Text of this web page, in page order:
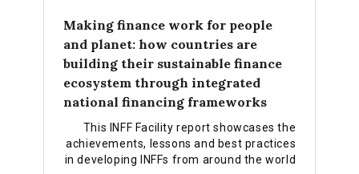
Making finance work for people
and planet: how countries are
building their sustainable finance
ecosystem through integrated
national financing frameworks
This INFF Facility report showcases the
achievements, lessons and best practices
in developing INFFs from around the world